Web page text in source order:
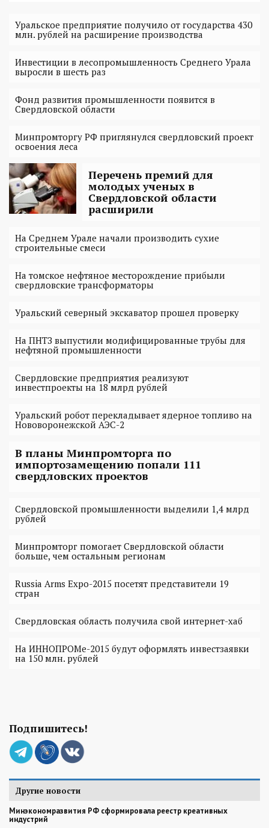
Уральское предприятие получило от государства 430
млн. рублей на расширение производства
Инвестиции в лесопромышленность Среднего Урала
выросли в шесть раз
Фонд развития промышленности появится в
Свердловской области
Минпромторгу РФ приглянулся свердловский проект
освоения леса
Перечень премий для
молодых ученых в
Свердловской области
расширили
На Среднем Урале начали производить сухие
строительные смеси
На томское нефтяное месторождение прибыли
свердловские трансформаторы
Уральский северный экскаватор прошел проверку
На ПНТЗ выпустили модифицированные трубы для
нефтяной промышленности
Свердловские предприятия реализуют
инвестпроекты на 18 млрд рублей
Уральский робот перекладывает ядерное топливо на
Нововоронежской АЭС-2
В планы Минпромторга по
импортозамещению попали 111
свердловских проектов
Свердловской промышленности выделили 1,4 млрд
рублей
Минпромторг помогает Свердловской области
больше, чем остальным регионам
Russia Arms Expo-2015 посетят представители 19
стран
Свердловская область получила свой интернет-хаб
На ИННОПРОМе-2015 будут оформлять инвестзаявки
на 150 млн. рублей
Подпишитесь!
Другие новости
Минэкономразвития РФ сформировала реестр креативных
индустрий